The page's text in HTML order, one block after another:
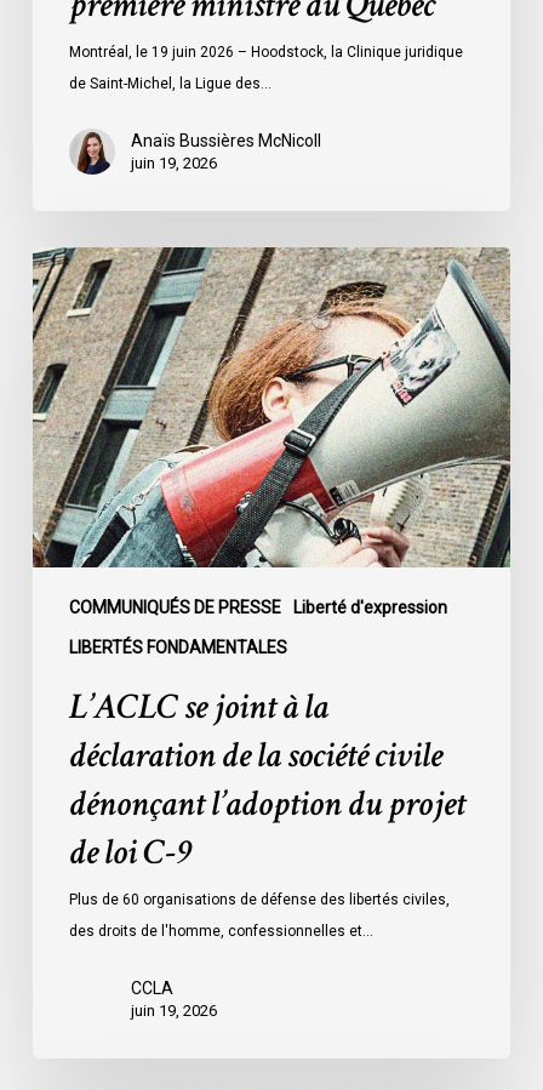
ministre
Québec
Montréal, le 19 juin 2026 – Hoodstock, la Clinique juridique
de Saint-Michel, la Ligue des…
Anaïs Bussières McNicoll
juin 19, 2026
COMMUNIQUÉS DE PRESSE Liberté d'expression
LIBERTÉS FONDAMENTALES
L’ACLC
se
joint
à
la
déclaration
de
la
société
civile
l’adoption
L’ACLC se joint à la
déclaration de la société civile
dénonçant l’adoption du projet
de loi C-9
Plus de 60 organisations de défense des libertés civiles,
des droits de l'homme, confessionnelles et…
CCLA
juin 19, 2026